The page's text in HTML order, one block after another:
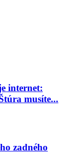
internet:
musíte...
zadného